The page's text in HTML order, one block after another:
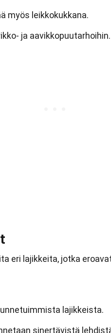
myös leikkokukkana.
ja aavikkopuutarhoihin.
eri lajikkeita, jotka
lajikkeista.
sinertävistä